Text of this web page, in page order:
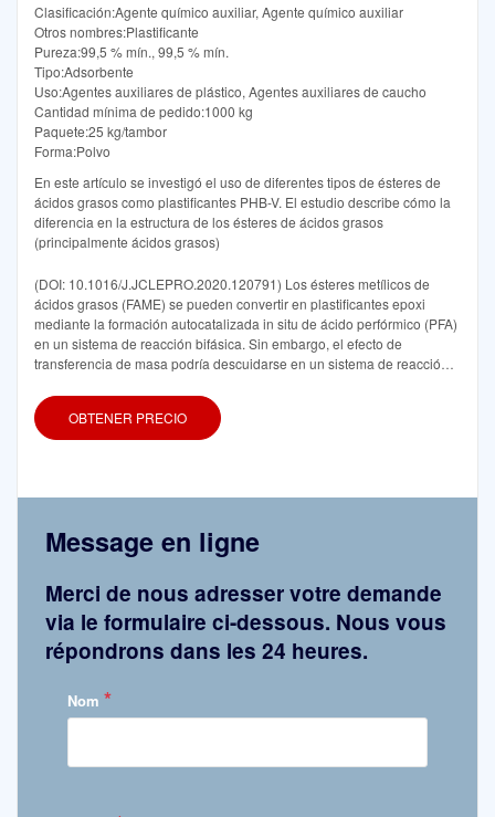
Clasificación:Agente químico auxiliar, Agente químico auxiliar
Otros nombres:Plastificante
Pureza:99,5 % mín., 99,5 % mín.
Tipo:Adsorbente
Uso:Agentes auxiliares de plástico, Agentes auxiliares de caucho
Cantidad mínima de pedido:1000 kg
Paquete:25 kg/tambor
Forma:Polvo
En este artículo se investigó el uso de diferentes tipos de ésteres de
ácidos grasos como plastificantes PHB-V. El estudio describe cómo la
diferencia en la estructura de los ésteres de ácidos grasos
(principalmente ácidos grasos)
(DOI: 10.1016/J.JCLEPRO.2020.120791) Los ésteres metílicos de
ácidos grasos (FAME) se pueden convertir en plastificantes epoxi
mediante la formación autocatalizada in situ de ácido perfórmico (PFA)
en un sistema de reacción bifásica. Sin embargo, el efecto de
transferencia de masa podría descuidarse en un sistema de reacción
pseudohomogéneo para describir la cinética de los FAME
OBTENER PRECIO
Message en ligne
Merci de nous adresser votre demande
via le formulaire ci-dessous. Nous vous
répondrons dans les 24 heures.
Nom *